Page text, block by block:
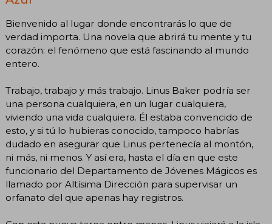
Bienvenido al lugar donde encontrarás lo que de
verdad importa. Una novela que abrirá tu mente y tu
corazón: el fenómeno que está fascinando al mundo
entero.
Trabajo, trabajo y más trabajo. Linus Baker podría ser
una persona cualquiera, en un lugar cualquiera,
viviendo una vida cualquiera. Él estaba convencido de
esto, y si tú lo hubieras conocido, tampoco habrías
dudado en asegurar que Linus pertenecía al montón,
ni más, ni menos. Y así era, hasta el día en que este
funcionario del Departamento de Jóvenes Mágicos es
llamado por Altísima Dirección para supervisar un
orfanato del que apenas hay registros.